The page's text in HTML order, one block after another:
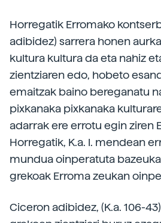
Horregatik Erromako
adibidez) sarrera honen
kultura kultura da eta nahiz
zientziaren edo, hobeto
emaitzak baino bereganatu
pixkanaka pixkanaka
adarrak ere errotu egin ziren
Horregatik, K.a. I. mendean
mundua oinperatuta
grekoak Erroma zeukan
Ciceron adibidez, (K.a. 106-